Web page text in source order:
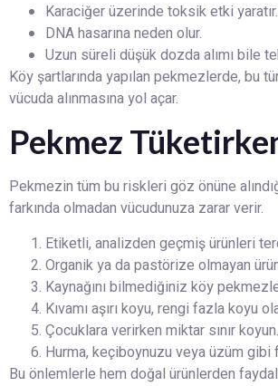
Karaciğer üzerinde toksik etki yaratır.
DNA hasarına neden olur.
Uzun süreli düşük dozda alımı bile
Köy şartlarında yapılan pekmezlerde, bu
vücuda alınmasına yol açar.
Pekmez
Pekmezin tüm bu riskleri göz önüne
farkında olmadan vücudunuza zarar verir.
Etiketli, analizden geçmiş ürünleri
Organik ya da pastörize olmayan
Kaynağını bilmediğiniz köy
Kıvamı aşırı koyu, rengi fazla koyu
Çocuklara verirken miktar sınır koyun.
Hurma, keçiboynuzu veya üzüm gibi
Bu önlemlerle hem doğal ürünlerden